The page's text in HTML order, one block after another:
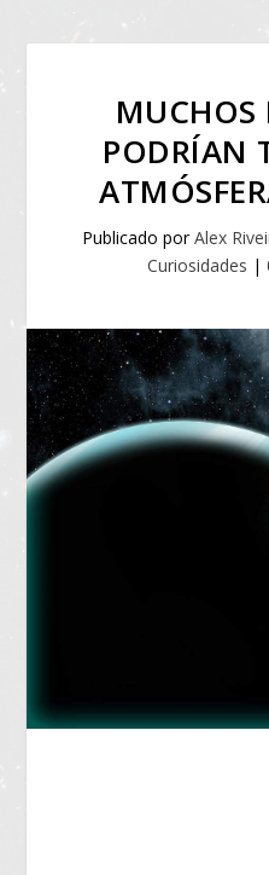
MUCHOS
PODRÍAN
Publicado porAlex
Curiosidades |